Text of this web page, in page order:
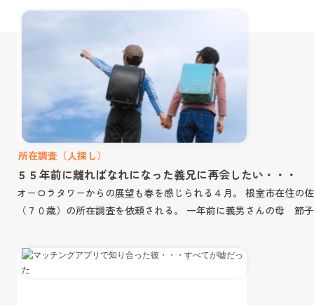
所在調査（人探し）
５５年前に離ればなれになった義兄に再会したい・・・
オーロラタワーからの展望も春を感じられる４月。 根室市在住
（７０歳）の所在調査を依頼される。 一年前に義男さんの母 節